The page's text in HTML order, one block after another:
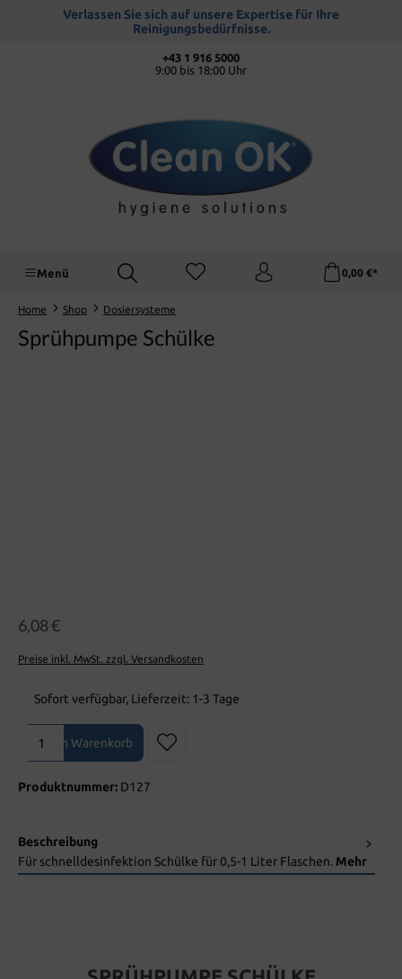
springenVerlassen Sie sich auf unsere Expertise für Ihre
Reinigungsbedürfnisse.
+43 1 916 5000
9:00 bis 18:00 Uhr
Menü 0,00 €*
Home Shop Dosiersysteme
Sprühpumpe Schülke
6,08 €
Preise inkl. MwSt. zzgl. Versandkosten
Sofort verfügbar, Lieferzeit: 1-3 Tage
Produkt Anzahl: Gib den gewünschten Wert ein oder benutze die
In den Warenkorb
Produktnummer: D127
Beschreibung
Für schnelldesinfektion Schülke für 0,5-1 Liter Flaschen. Mehr